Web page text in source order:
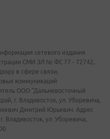
сетевого издания
СМИ ЭЛ № ФС 77 - 72742,
в сфере связи,
коммуникаций
ООО "Дальневосточный
г. Владивосток, ул. Уборевича,
Дмитрий Юрьевич. Адрес
Владивосток, ул. Уборевича,